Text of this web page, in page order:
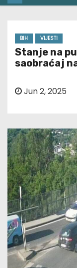
BIH VIJESTI
Stanje na
saobraćaj
Jun 2, 2025